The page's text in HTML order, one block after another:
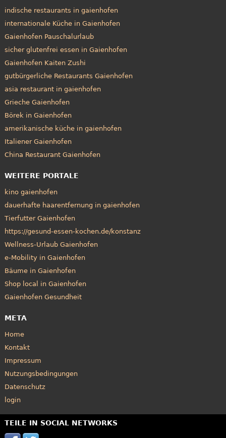
indische restaurants in gaienhofen
internationale Küche in Gaienhofen
Gaienhofen Pauschalurlaub
sicher glutenfrei essen in Gaienhofen
Gaienhofen Kaiten Zushi
gutbürgerliche Restaurants Gaienhofen
asia restaurant in gaienhofen
Grieche Gaienhofen
Börek in Gaienhofen
amerikanische küche in gaienhofen
Italiener Gaienhofen
China Restaurant Gaienhofen
WEITERE PORTALE
kino gaienhofen
dauerhafte haarentfernung in gaienhofen
Tierfutter Gaienhofen
https://gesund-essen-kochen.de/konstanz
Wellness-Urlaub Gaienhofen
e-Mobility in Gaienhofen
Bäume in Gaienhofen
Shop local in Gaienhofen
Gaienhofen Gesundheit
META
Home
Kontakt
Impressum
Nutzungsbedingungen
Datenschutz
login
TEILE IN SOCIAL NETWORKS